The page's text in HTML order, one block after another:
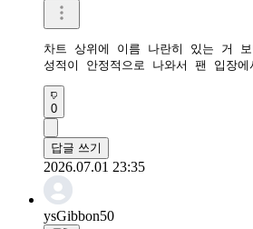
차트 상위에 이름 나란히 있는 거 보
성적이 안정적으로 나와서 팬 입장에
0
답글 쓰기
2026.07.01 23:35
ysGibbon50